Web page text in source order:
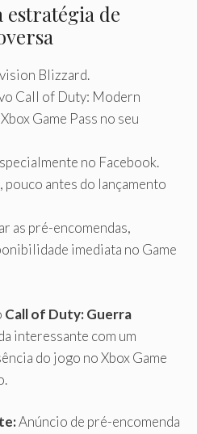
de
Blizzard.
Call of Duty: Modern
Game Pass no seu
no Facebook.
pouco antes do lançamento
as pré-encomendas,
imediata no Game
Call of Duty: Guerra
interessante com um
do jogo no Xbox Game
Anúncio de pré-encomenda